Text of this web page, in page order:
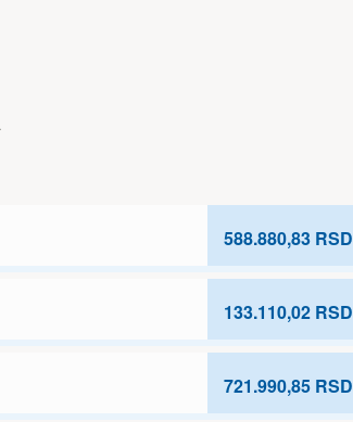
588.880,83 RSD
133.110,02 RSD
721.990,85 RSD